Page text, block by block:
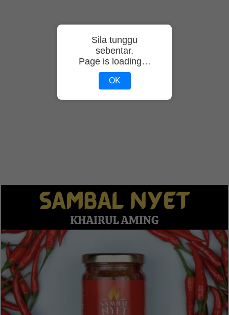
Sila tunggu
sebentar.
Page is loading…
OK